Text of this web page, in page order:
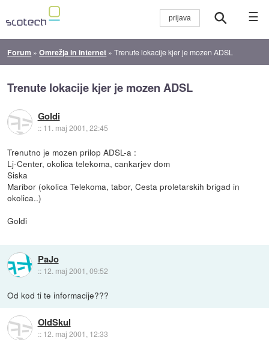
☰
Forum »Omrežja in internet »Trenute lokacije kjer je mozen ADSL
Trenute lokacije kjer je mozen ADSL
Goldi
:: 11. maj 2001, 22:45
Trenutno je mozen prilop ADSL-a :
Lj-Center, okolica telekoma, cankarjev dom
Siska
Maribor (okolica Telekoma, tabor, Cesta proletarskih brigad in
okolica..)
Goldi
PaJo
:: 12. maj 2001, 09:52
Od kod ti te informacije???
OldSkul
:: 12. maj 2001, 12:33